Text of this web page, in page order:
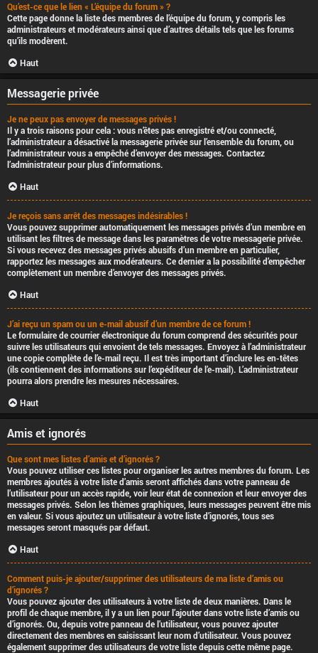
Qu’est-ce que le lien « L’équipe du forum » ?
Cette page donne la liste des membres de l’équipe du forum, y compris les
administrateurs et modérateurs ainsi que d’autres détails tels que les forums
qu’ils modèrent.
Haut
Messagerie privée
Je ne peux pas envoyer de messages privés !
Il y a trois raisons pour cela : vous n’êtes pas enregistré et/ou connecté,
l’administrateur a désactivé la messagerie privée sur l’ensemble du forum, ou
l’administrateur vous a empêché d’envoyer des messages. Contactez
l’administrateur pour plus d’informations.
Haut
Je reçois sans arrêt des messages indésirables !
Vous pouvez supprimer automatiquement les messages privés d’un membre en
utilisant les filtres de message dans les paramètres de votre messagerie privée.
Si vous recevez des messages privés abusifs d’un membre en particulier,
rapportez les messages aux modérateurs. Ce dernier a la possibilité d’empêcher
complètement un membre d’envoyer des messages privés.
Haut
J’ai reçu un spam ou un e-mail abusif d’un membre de ce forum !
Le formulaire de courrier électronique du forum comprend des sécurités pour
suivre les utilisateurs qui envoient de tels messages. Envoyez à l’administrateur
une copie complète de l’e-mail reçu. Il est très important d’inclure les en-têtes
(ils contiennent des informations sur l’expéditeur de l’e-mail). L’administrateur
pourra alors prendre les mesures nécessaires.
Haut
Amis et ignorés
Que sont mes listes d’amis et d’ignorés ?
Vous pouvez utiliser ces listes pour organiser les autres membres du forum. Les
membres ajoutés à votre liste d’amis seront affichés dans votre panneau de
l’utilisateur pour un accès rapide, voir leur état de connexion et leur envoyer des
messages privés. Selon les thèmes graphiques, leurs messages peuvent être mis
en valeur. Si vous ajoutez un utilisateur à votre liste d’ignorés, tous ses
messages seront masqués par défaut.
Haut
Comment puis-je ajouter/supprimer des utilisateurs de ma liste d’amis ou
d’ignorés ?
Vous pouvez ajouter des utilisateurs à votre liste de deux manières. Dans le
profil de chaque membre, il y a un lien pour l’ajouter dans votre liste d’amis ou
d’ignorés. Ou, depuis votre panneau de l’utilisateur, vous pouvez ajouter
directement des membres en saisissant leur nom d’utilisateur. Vous pouvez
également supprimer des utilisateurs de votre liste depuis cette même page.